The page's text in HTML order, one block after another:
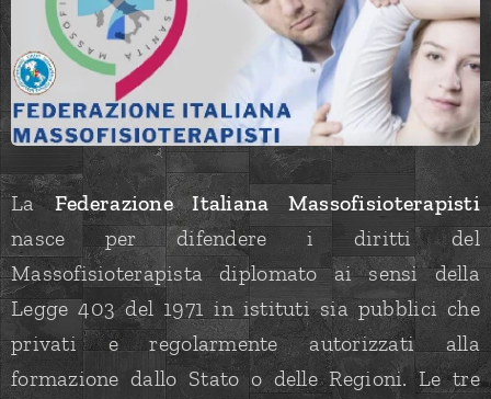
La Federazione Italiana Massofisioterapisti
nasce per difendere i diritti del
Massofisioterapista diplomato ai sensi della
Legge 403 del 1971 in istituti sia pubblici che
privati e regolarmente autorizzati alla
formazione dallo Stato o delle Regioni. Le tre